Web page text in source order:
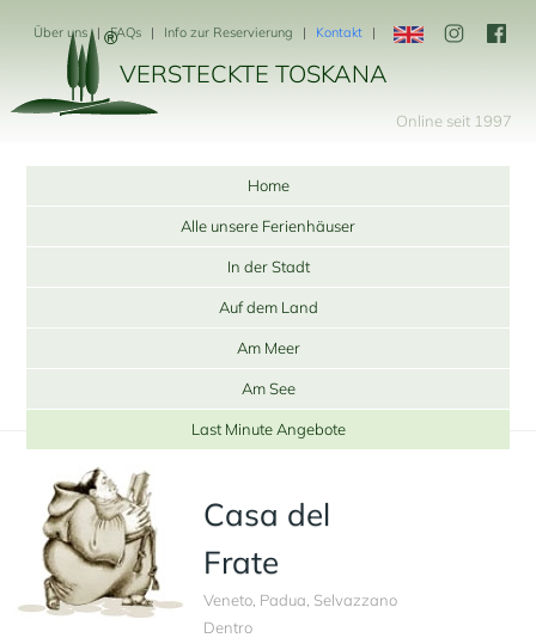
VERSTECKTE TOSKANA
Über uns FAQs Info zur Reservierung Kontakt
Online seit 1997
Home
Alle unsere Ferienhäuser
In der Stadt
Auf dem Land
Am Meer
Am See
Last Minute Angebote
Casa del
Frate
Veneto, Padua, Selvazzano
Dentro